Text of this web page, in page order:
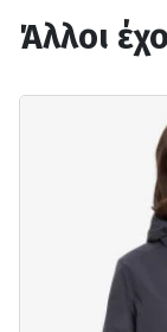
Άλλοι